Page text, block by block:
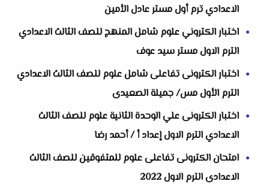
الاعدادي ترم أول مستر عادل الأمين
اختبار الكتروني علوم شامل المنهج للصف الثالث الاعدادي
الترم الاول مستر سيد عوف
اختبار الكترونى تفاعلى شامل علوم للصف الثالث الاعدادي
الترم الأول مس/ جميلة الصعيدى
اختبار الكترونى علي الوحدة الثانية علوم للصف الثالث
الاعدادي الترم الاول إعداد أ / أحمد رضا
امتحان الكترونى تفاعلى علوم للمتفوقين للصف الثالث
الاعدادى الترم الاول 2022